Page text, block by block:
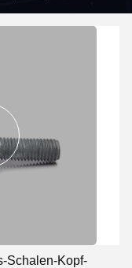
Schalen-Kopf-